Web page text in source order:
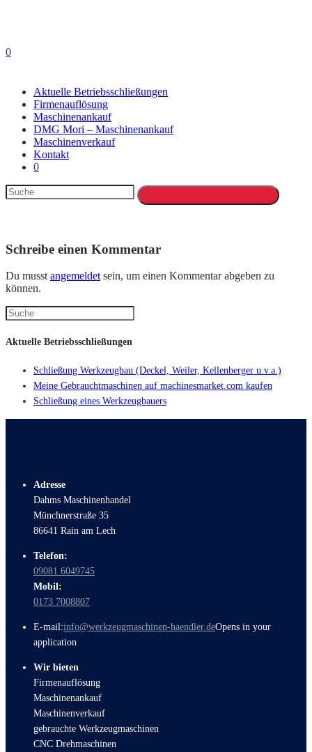
0
Aktuelle Betriebsschließungen
Firmenauflösung
Maschinenankauf
DMG Mori – Maschinenankauf
Maschinenverkauf
Kontakt
0
Schreibe einen Kommentar
Du musstangemeldetsein, um einen Kommentar abgeben zu
können.
Aktuelle Betriebsschließungen
Schließung Werkzeugbau (Deckel, Weiler, Kellenberger u.v.a.)
Meine Gebrauchtmaschinen auf machinesmarket.com kaufen
Schließung eines Werkzeugbauers
Adresse
Dahms Maschinenhandel
Münchnerstraße 35
86641 Rain am Lech
Telefon:
09081 6049745
Mobil:
0173 7008807
E-mail:info@werkzeugmaschinen-haendler.deOpens in your
application
Wir bieten
Firmenauflösung
Maschinenankauf
Maschinenverkauf
gebrauchte Werkzeugmaschinen
CNC Drehmaschinen